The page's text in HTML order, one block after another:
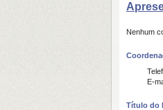
Nenhum
E-
Título do